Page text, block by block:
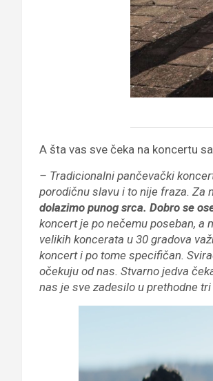
A šta vas sve čeka na koncertu
– Tradicionalni pančevački
porodičnu slavu i to nije fraza. Za
dolazimo punog srca. Dobro se
koncert je po nečemu poseban, a
velikih koncerata u 30 gradova
koncert i po tome specifičan.
očekuju od nas. Stvarno jedva
nas je sve zadesilo u prethodne